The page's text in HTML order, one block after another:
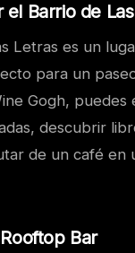
el Barrio de
Letras es un
para un
Gogh, puedes
descubrir
de un café en
Bar